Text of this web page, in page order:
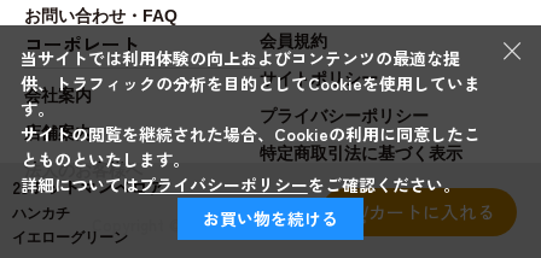
25ホットマンベロア
ハンカチ
イエローグリーン
カートに入れる
お問い合わせ・FAQ
コーポレート
会社案内
店舗案内
法人のお客様へ
会員規約
サイトポリシー
プライバシーポリシー
特定商取引法に基づく表示
Copyright © Hotman.Co.,Ltd. All rights reserved.
×
当サイトでは利用体験の向上およびコンテンツの最適な提
供、トラフィックの分析を目的としてCookieを使用していま
す。
サイトの閲覧を継続された場合、Cookieの利用に同意したこ
とものといたします。
詳細についてはプライバシーポリシーをご確認ください。
お買い物を続ける